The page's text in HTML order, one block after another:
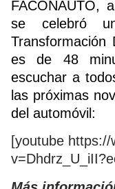
FACONAUTO,
se celebró
es de 48
escuchar a
las próximas
del automóvil:
[youtube